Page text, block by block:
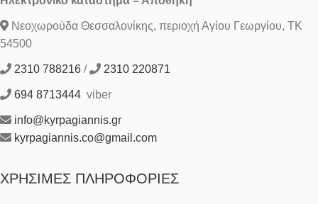
Νεοχωρούδα Θεσσαλονίκης, περιοχή Αγίου Γεωργίου, ΤΚ
54500
2310 788216 / 2310 220871
694 8713444 viber
info@kyrpagiannis.gr
kyrpagiannis.co@gmail.com
ΧΡΉΣΙΜΕΣ ΠΛΗΡΟΦΟΡΊΕΣ